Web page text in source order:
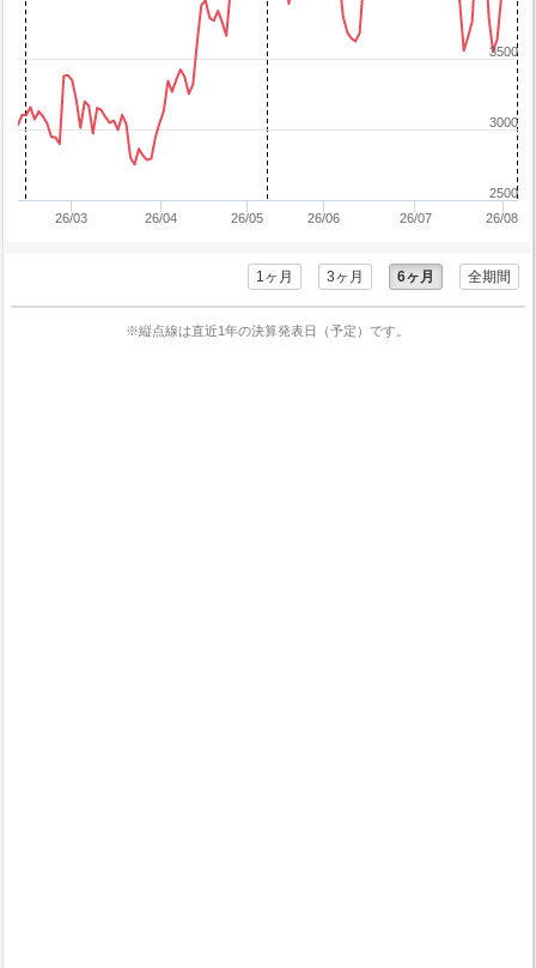
26/03 26/04 26/05 26/06 26/07 26/08
2500
3000
3500
1ヶ月 3ヶ月 6ヶ月 全期間
※縦点線は直近1年の決算発表日（予定）です。